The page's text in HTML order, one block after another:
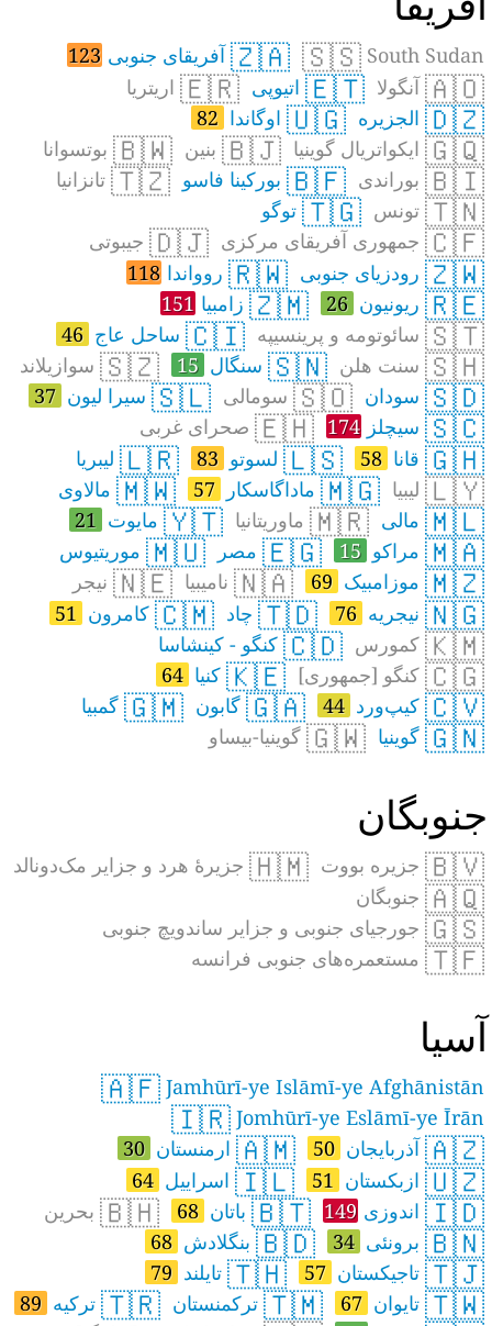
🇸🇸 South Sudan
🇿🇦آفریقای جنوبی 123
🇦🇴آنگولا 🇪🇹اتیوپی 🇪🇷اریتریا
🇩🇿الجزیره 🇺🇬اوگاندا 82
🇬🇶ایکواتریال گوینیا 🇧🇯بنین 🇧🇼بوتسوانا
🇧🇮بوراندی 🇧🇫بورکینا فاسو 🇹🇿تانزانیا
🇹🇳تونس 🇹🇬توگو
🇨🇫جمهوری آفریقای مرکزی 🇩🇯جیبوتی
🇿🇼رودزیای جنوبی 🇷🇼روواندا 118
🇷🇪ریونیون 26
🇿🇲زامبیا 151
🇸🇹سائوتومه و پرینسیپه 🇨🇮ساحل عاج 46
🇸🇭سنت هلن 🇸🇳سنگال 15
🇸🇿سوازیلاند
🇸🇩سودان 🇸🇴سومالی 🇸🇱سیرا لیون 37
🇸🇨سیچلز 174
🇪🇭صحرای غربی
🇬🇭قانا 58
🇱🇸لسوتو 83
🇱🇷لیبریا
🇱🇾لیبیا 🇲🇬ماداگاسکار 57
🇲🇼مالاوی
🇲🇱مالی 🇲🇷ماوریتانیا 🇾🇹مایوت 21
🇲🇦مراکو 15
🇪🇬مصر 🇲🇺موریتیوس
🇲🇿موزامبیک 69
🇳🇦نامیبیا 🇳🇪نیجر
🇳🇬نیجریه 76
🇹🇩چاد 🇨🇲کامرون 51
🇰🇲کمورس 🇨🇩کنگو - کینشاسا
🇨🇬کنگو [جمهوری] 🇰🇪کنیا 64
🇨🇻کیپ‌ورد 44
🇬🇦گابون 🇬🇲گمبیا
🇬🇳گوینیا 🇬🇼گوینیا-بیساو
جنوبگان
🇧🇻جزیره بووت 🇭🇲جزیرهٔ هرد و جزایر مک‌دونالد
🇦🇶جنوبگان
🇬🇸جورجیای جنوبی و جزایر ساندویچ جنوبی
🇹🇫مستعمره‌های جنوبی فرانسه
آسیا
🇦🇫Jamhūrī-ye Islāmī-ye Afghānistān
🇮🇷Jomhūrī-ye Eslāmī-ye Īrān
🇦🇿آذربایجان 50
🇦🇲ارمنستان 30
🇺🇿ازبکستان 51
🇮🇱اسراییل 64
🇮🇩اندوزی 149
🇧🇹باتان 68
🇧🇭بحرین
🇧🇳برونئی 34
🇧🇩بنگلادش 68
🇹🇯تاجیکستان 57
🇹🇭تایلند 79
🇹🇼تایوان 67
🇹🇲ترکمنستان 🇹🇷ترکیه 89